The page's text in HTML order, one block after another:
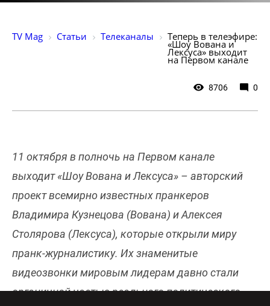
TV Mag Статьи Телеканалы Теперь в телеэфире:
«Шоу Вована и
Лексуса» выходит
на Первом канале
8706 0
11 октября в полночь на Первом канале
выходит «Шоу Вована и Лексуса» – авторский
проект всемирно известных пранкеров
Владимира Кузнецова (Вована) и Алексея
Столярова (Лексуса), которые открыли миру
пранк-журналистику. Их знаменитые
видеозвонки мировым лидерам давно стали
органичной частью реального политического